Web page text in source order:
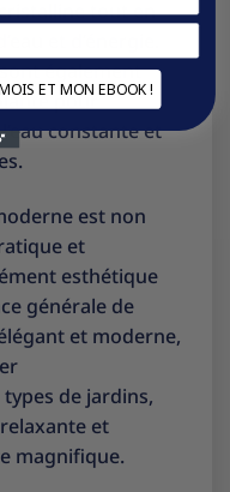
tout en
et d’énergie.
également
pour
constante et
est non
et
esthétique
générale de
et moderne,
de jardins,
et
magnifique.
ET MON EBOOK !